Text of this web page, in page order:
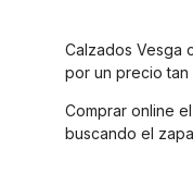
Calzados Vesga
por un precio
Comprar online
buscando el